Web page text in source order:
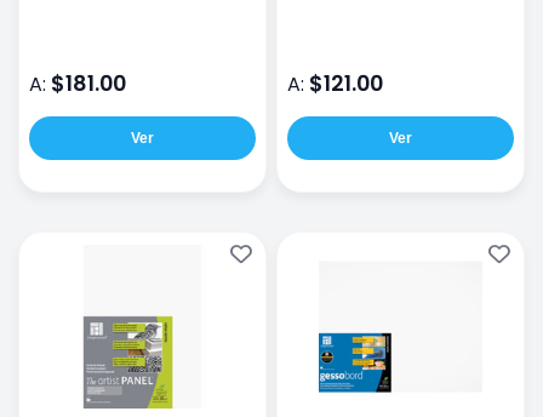
A: $181.00
Ver
A: $121.00
Ver